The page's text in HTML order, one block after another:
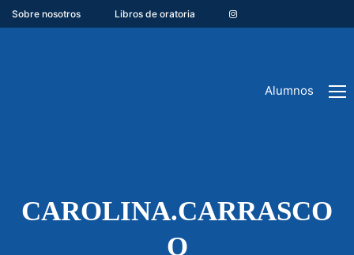
Sobre nosotros Libros de oratoria
Alumnos
CAROLINA.CARRASCO
O